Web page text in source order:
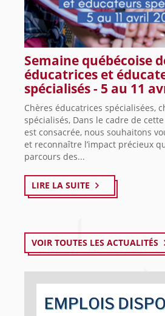
Semaine québécoise
éducatrices et
spécialisés - 5 au 11
Chères éducatrices spécialisées,
spécialisés, Dans le cadre de
est consacrée, nous souhaitons
et reconnaître l’impact précieux
parcours des...
LIRE LA SUITE
VOIR TOUTES LES ACTUALITÉS